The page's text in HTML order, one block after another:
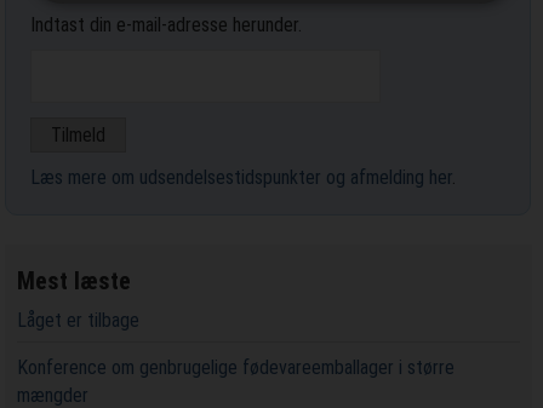
Indtast din e-mail-adresse herunder.
Læs mere om udsendelsestidspunkter og afmelding her
Mest læste
Låget er tilbage
Konference om genbrugelige fødevareemballager i større
mængder